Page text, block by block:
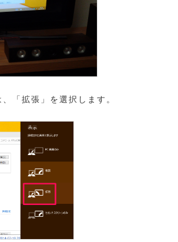
「拡張」を選択します。